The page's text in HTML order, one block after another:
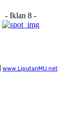
- Iklan 8 -
www.LiputanMU.net